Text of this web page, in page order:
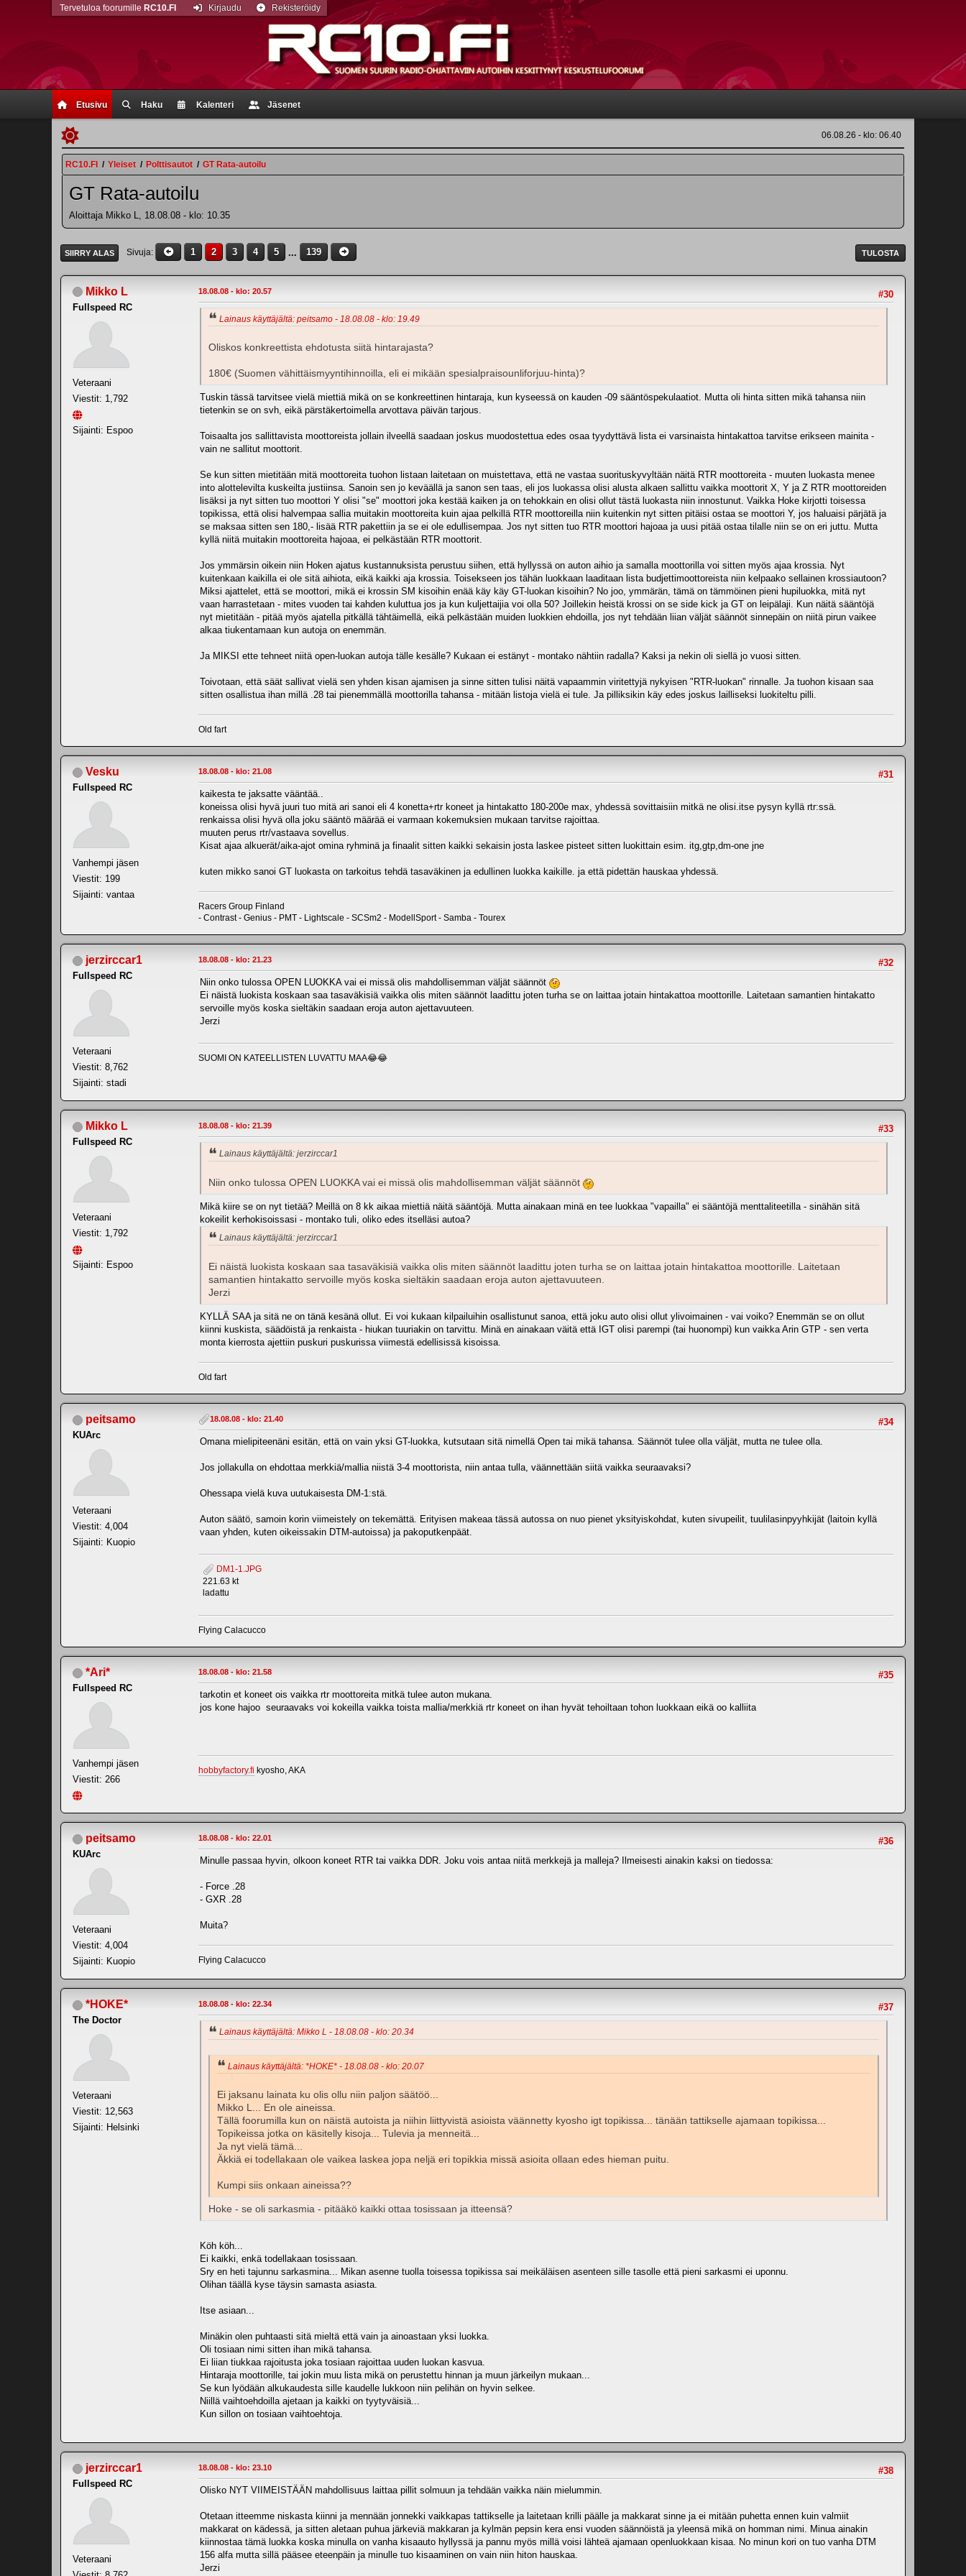
Etusivu Haku Kalenteri Jäsenet
Tervetuloa foorumille RC10.FI Kirjaudu Rekisteröidy
06.08.26 - klo: 06.40
RC10.FI / Yleiset / Polttisautot / GT Rata-autoilu
GT Rata-autoilu
Aloittaja Mikko L, 18.08.08 - klo: 10.35
TULOSTA
SIIRRY ALAS Sivuja 1 2 3 4 5 ... 139
Mikko L
Fullspeed RC
Veteraani
Viestit: 1,792
Sijainti: Espoo
#30
18.08.08 - klo: 20.57
Lainaus käyttäjältä: peitsamo - 18.08.08 - klo: 19.49
Oliskos konkreettista ehdotusta siitä hintarajasta?
180€ (Suomen vähittäismyyntihinnoilla, eli ei mikään spesialpraisounliforjuu-hinta)?
Tuskin tässä tarvitsee vielä miettiä mikä on se konkreettinen hintaraja, kun kyseessä on kauden -09 sääntöspekulaatiot. Mutta oli hinta sitten mikä tahansa niin
tietenkin se on svh, eikä pärstäkertoimella arvottava päivän tarjous.
Toisaalta jos sallittavista moottoreista jollain ilveellä saadaan joskus muodostettua edes osaa tyydyttävä lista ei varsinaista hintakattoa tarvitse erikseen mainita -
vain ne sallitut moottorit.
Se kun sitten mietitään mitä moottoreita tuohon listaan laitetaan on muistettava, että ne vastaa suorituskyvyltään näitä RTR moottoreita - muuten luokasta menee
into alottelevilta kuskeilta justiinsa. Sanoin sen jo keväällä ja sanon sen taas, eli jos luokassa olisi alusta alkaen sallittu vaikka moottorit X, Y ja Z RTR moottoreiden
lisäksi ja nyt sitten tuo moottori Y olisi "se" moottori joka kestää kaiken ja on tehokkain en olisi ollut tästä luokasta niin innostunut. Vaikka Hoke kirjotti toisessa
topikissa, että olisi halvempaa sallia muitakin moottoreita kuin ajaa pelkillä RTR moottoreilla niin kuitenkin nyt sitten pitäisi ostaa se moottori Y, jos haluaisi pärjätä ja
se maksaa sitten sen 180,- lisää RTR pakettiin ja se ei ole edullisempaa. Jos nyt sitten tuo RTR moottori hajoaa ja uusi pitää ostaa tilalle niin se on eri juttu. Mutta
kyllä niitä muitakin moottoreita hajoaa, ei pelkästään RTR moottorit.
Jos ymmärsin oikein niin Hoken ajatus kustannuksista perustuu siihen, että hyllyssä on auton aihio ja samalla moottorilla voi sitten myös ajaa krossia. Nyt
kuitenkaan kaikilla ei ole sitä aihiota, eikä kaikki aja krossia. Toisekseen jos tähän luokkaan laaditaan lista budjettimoottoreista niin kelpaako sellainen krossiautoon?
Miksi ajattelet, että se moottori, mikä ei krossin SM kisoihin enää käy käy GT-luokan kisoihin? No joo, ymmärän, tämä on tämmöinen pieni hupiluokka, mitä nyt
vaan harrastetaan - mites vuoden tai kahden kuluttua jos ja kun kuljettaijia voi olla 50? Joillekin heistä krossi on se side kick ja GT on leipälaji. Kun näitä sääntöjä
nyt mietitään - pitää myös ajatella pitkällä tähtäimellä, eikä pelkästään muiden luokkien ehdoilla, jos nyt tehdään liian väljät säännöt sinnepäin on niitä pirun vaikee
alkaa tiukentamaan kun autoja on enemmän.
Ja MIKSI ette tehneet niitä open-luokan autoja tälle kesälle? Kukaan ei estänyt - montako nähtiin radalla? Kaksi ja nekin oli siellä jo vuosi sitten.
Toivotaan, että säät sallivat vielä sen yhden kisan ajamisen ja sinne sitten tulisi näitä vapaammin viritettyjä nykyisen "RTR-luokan" rinnalle. Ja tuohon kisaan saa
sitten osallistua ihan millä .28 tai pienemmällä moottorilla tahansa - mitään listoja vielä ei tule. Ja pilliksikin käy edes joskus lailliseksi luokiteltu pilli.
Old fart
Vesku
Fullspeed RC
Vanhempi jäsen
Viestit: 199
Sijainti: vantaa
#31
18.08.08 - klo: 21.08
kaikesta te jaksatte vääntää..
koneissa olisi hyvä juuri tuo mitä ari sanoi eli 4 konetta+rtr koneet ja hintakatto 180-200e max, yhdessä sovittaisiin mitkä ne olisi.itse pysyn kyllä rtr:ssä.
renkaissa olisi hyvä olla joku sääntö määrää ei varmaan kokemuksien mukaan tarvitse rajoittaa.
muuten perus rtr/vastaava sovellus.
Kisat ajaa alkuerät/aika-ajot omina ryhminä ja finaalit sitten kaikki sekaisin josta laskee pisteet sitten luokittain esim. itg,gtp,dm-one jne
kuten mikko sanoi GT luokasta on tarkoitus tehdä tasaväkinen ja edullinen luokka kaikille. ja että pidettän hauskaa yhdessä.
Racers Group Finland
- Contrast - Genius - PMT - Lightscale - SCSm2 - ModellSport - Samba - Tourex
jerzirccar1
Fullspeed RC
Veteraani
Viestit: 8,762
Sijainti: stadi
#32
18.08.08 - klo: 21.23
Niin onko tulossa OPEN LUOKKA vai ei missä olis mahdollisemman väljät säännöt
Ei näistä luokista koskaan saa tasaväkisiä vaikka olis miten säännöt laadittu joten turha se on laittaa jotain hintakattoa moottorille. Laitetaan samantien hintakatto
servoille myös koska sieltäkin saadaan eroja auton ajettavuuteen.
Jerzi
SUOMI ON KATEELLISTEN LUVATTU MAA😂😂
Mikko L
Fullspeed RC
Veteraani
Viestit: 1,792
Sijainti: Espoo
#33
18.08.08 - klo: 21.39
Lainaus käyttäjältä: jerzirccar1
Niin onko tulossa OPEN LUOKKA vai ei missä olis mahdollisemman väljät säännöt
Mikä kiire se on nyt tietää? Meillä on 8 kk aikaa miettiä näitä sääntöjä. Mutta ainakaan minä en tee luokkaa "vapailla" ei sääntöjä menttaliteetilla - sinähän sitä
kokeilit kerhokisoissasi - montako tuli, oliko edes itselläsi autoa?
Lainaus käyttäjältä: jerzirccar1
Ei näistä luokista koskaan saa tasaväkisiä vaikka olis miten säännöt laadittu joten turha se on laittaa jotain hintakattoa moottorille. Laitetaan
samantien hintakatto servoille myös koska sieltäkin saadaan eroja auton ajettavuuteen.
Jerzi
KYLLÄ SAA ja sitä ne on tänä kesänä ollut. Ei voi kukaan kilpailuihin osallistunut sanoa, että joku auto olisi ollut ylivoimainen - vai voiko? Enemmän se on ollut
kiinni kuskista, säädöistä ja renkaista - hiukan tuuriakin on tarvittu. Minä en ainakaan väitä että IGT olisi parempi (tai huonompi) kun vaikka Arin GTP - sen verta
monta kierrosta ajettiin puskuri puskurissa viimestä edellisissä kisoissa.
Old fart
peitsamo
KUArc
Veteraani
Viestit: 4,004
Sijainti: Kuopio
#34
18.08.08 - klo: 21.40
Omana mielipiteenäni esitän, että on vain yksi GT-luokka, kutsutaan sitä nimellä Open tai mikä tahansa. Säännöt tulee olla väljät, mutta ne tulee olla.
Jos jollakulla on ehdottaa merkkiä/mallia niistä 3-4 moottorista, niin antaa tulla, väännettään siitä vaikka seuraavaksi?
Ohessapa vielä kuva uutukaisesta DM-1:stä.
Auton säätö, samoin korin viimeistely on tekemättä. Erityisen makeaa tässä autossa on nuo pienet yksityiskohdat, kuten sivupeilit, tuulilasinpyyhkijät (laitoin kyllä
vaan yhden, kuten oikeissakin DTM-autoissa) ja pakoputkenpäät.
DM1-1.JPG
221.63 kt
ladattu
Flying Calacucco
*Ari*
Fullspeed RC
Vanhempi jäsen
Viestit: 266
#35
18.08.08 - klo: 21.58
tarkotin et koneet ois vaikka rtr moottoreita mitkä tulee auton mukana.
jos kone hajoo seuraavaks voi kokeilla vaikka toista mallia/merkkiä rtr koneet on ihan hyvät tehoiltaan tohon luokkaan eikä oo kalliita
hobbyfactory.fi kyosho, AKA
peitsamo
KUArc
Veteraani
Viestit: 4,004
Sijainti: Kuopio
#36
18.08.08 - klo: 22.01
Minulle passaa hyvin, olkoon koneet RTR tai vaikka DDR. Joku vois antaa niitä merkkejä ja malleja? Ilmeisesti ainakin kaksi on tiedossa:
- Force .28
- GXR .28
Muita?
Flying Calacucco
*HOKE*
The Doctor
Veteraani
Viestit: 12,563
Sijainti: Helsinki
#37
18.08.08 - klo: 22.34
Lainaus käyttäjältä: Mikko L - 18.08.08 - klo: 20.34
Lainaus käyttäjältä: *HOKE* - 18.08.08 - klo: 20.07
Ei jaksanu lainata ku olis ollu niin paljon säätöö...
Mikko L... En ole aineissa.
Tällä foorumilla kun on näistä autoista ja niihin liittyvistä asioista väännetty kyosho igt topikissa... tänään tattikselle ajamaan topikissa...
Topikeissa jotka on käsitelly kisoja... Tulevia ja menneitä...
Ja nyt vielä tämä...
Äkkiä ei todellakaan ole vaikea laskea jopa neljä eri topikkia missä asioita ollaan edes hieman puitu.
Kumpi siis onkaan aineissa??
Hoke - se oli sarkasmia - pitääkö kaikki ottaa tosissaan ja itteensä?
Köh köh...
Ei kaikki, enkä todellakaan tosissaan.
Sry en heti tajunnu sarkasmina... Mikan asenne tuolla toisessa topikissa sai meikäläisen asenteen sille tasolle että pieni sarkasmi ei uponnu.
Olihan täällä kyse täysin samasta asiasta.
Itse asiaan...
Minäkin olen puhtaasti sitä mieltä että vain ja ainoastaan yksi luokka.
Oli tosiaan nimi sitten ihan mikä tahansa.
Ei liian tiukkaa rajoitusta joka tosiaan rajoittaa uuden luokan kasvua.
Hintaraja moottorille, tai jokin muu lista mikä on perustettu hinnan ja muun järkeilyn mukaan...
Se kun lyödään alkukaudesta sille kaudelle lukkoon niin pelihän on hyvin selkee.
Niillä vaihtoehdoilla ajetaan ja kaikki on tyytyväisiä...
Kun sillon on tosiaan vaihtoehtoja.
jerzirccar1
Fullspeed RC
Veteraani
#38
18.08.08 - klo: 23.10
Olisko NYT VIIMEISTÄÄN mahdollisuus laittaa pillit solmuun ja tehdään vaikka näin mielummin.
Otetaan itteemme niskasta kiinni ja mennään jonnekki vaikkapas tattikselle ja laitetaan krilli päälle ja makkarat sinne ja ei mitään puhetta ennen kuin valmiit
makkarat on kädessä, ja sitten aletaan puhua järkeviä makkaran ja kylmän pepsin kera ensi vuoden säännöistä ja yleensä mikä on homman nimi. Minua ainakin
kiinnostaa tämä luokka koska minulla on vanha kisaauto hyllyssä ja pannu myös millä voisi lähteä ajamaan openluokkaan kisaa. No minun kori on tuo vanha DTM
156 alfa mutta sillä pääsee eteenpäin ja minulle tuo kisaaminen on vain niin hiton hauskaa.
Jerzi